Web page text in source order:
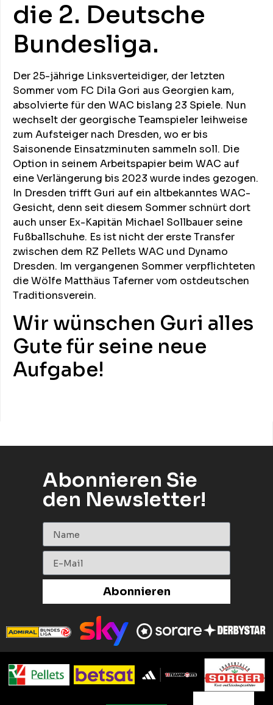
die 2. Deutsche
Bundesliga.
Der 25-jährige Linksverteidiger, der letzten
Sommer vom FC Dila Gori aus Georgien kam,
absolvierte für den WAC bislang 23 Spiele. Nun
wechselt der georgische Teamspieler leihweise
zum Aufsteiger nach Dresden, wo er bis
Saisonende Einsatzminuten sammeln soll. Die
Option in seinem Arbeitspapier beim WAC auf
eine Verlängerung bis 2023 wurde indes gezogen.
In Dresden trifft Guri auf ein altbekanntes WAC-
Gesicht, denn seit diesem Sommer schnürt dort
auch unser Ex-Kapitän Michael Sollbauer seine
Fußballschuhe. Es ist nicht der erste Transfer
zwischen dem RZ Pellets WAC und Dynamo
Dresden. Im vergangenen Sommer verpflichteten
die Wölfe Matthäus Taferner vom ostdeutschen
Traditionsverein.
Wir wünschen Guri alles
Gute für seine neue
Aufgabe!
Abonnieren Sie
den Newsletter!
Abonnieren